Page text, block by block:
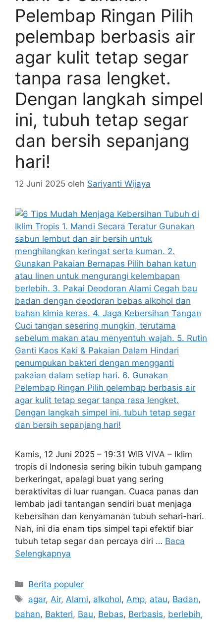
Pelembap Ringan Pilih
pelembap berbasis air
agar kulit tetap segar
tanpa rasa lengket.
Dengan langkah simpel
ini, tubuh tetap segar
dan bersih sepanjang
hari!
12 Juni 2025 oleh Sariyanti Wijaya
Kamis, 12 Juni 2025 – 19:31 WIB VIVA – Iklim
tropis di Indonesia sering bikin tubuh gampang
berkeringat, apalagi buat yang sering
beraktivitas di luar ruangan. Cuaca panas dan
lembab jadi tantangan sendiri buat menjaga
kebersihan dan kenyamanan tubuh sehari-hari.
Nah, ini dia enam tips simpel tapi efektif biar
tubuh tetap segar dan percaya diri … Baca
Selengkapnya
Kategori
Berita populer
Tag
agar, Air, Alami, alkohol, Amp, atau, Badan,
bahan, Bakteri, Bau, Bebas, Berbasis, berlebih,